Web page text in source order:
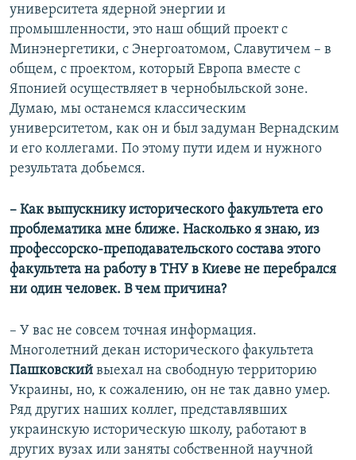
университета ядерной энергии и
промышленности, это наш общий проект с
Минэнергетики, с Энергоатомом, Славутичем – в
общем, с проектом, который Европа вместе с
Японией осуществляет в чернобыльской зоне.
Думаю, мы останемся классическим
университетом, как он и был задуман Вернадским
и его коллегами. По этому пути идем и нужного
результата добьемся.
– Как выпускнику исторического факультета его
проблематика мне ближе. Насколько я знаю, из
профессорско-преподавательского состава этого
факультета на работу в ТНУ в Киеве не перебрался
ни один человек. В чем причина?
– У вас не совсем точная информация.
Многолетний декан исторического факультета
Пашковский выехал на свободную территорию
Украины, но, к сожалению, он не так давно умер.
Ряд других наших коллег, представлявших
украинскую историческую школу, работают в
других вузах или заняты собственной научной